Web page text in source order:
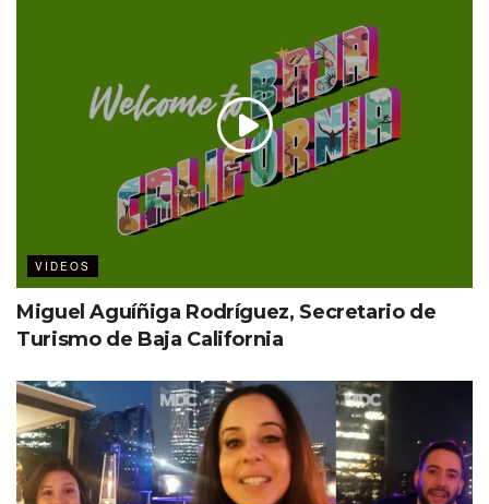
VIDEOS
Miguel Aguíñiga Rodríguez, Secretario de
Turismo de Baja California